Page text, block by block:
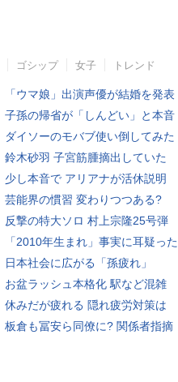
ゴシップ 女子 トレンド
「ウマ娘」出演声優が結婚を発表
子孫の帰省が「しんどい」と本音
ダイソーのモバブ使い倒してみた
鈴木砂羽 子宮筋腫摘出していた
少し本音で アリアナが活休説明
芸能界の慣習 変わりつつある?
反撃の特大ソロ 村上宗隆25号弾
「2010年生まれ」事実に耳疑った
日本社会に広がる「孫疲れ」
お盆ラッシュ本格化 駅など混雑
休みだが疲れる 隠れ疲労対策は
板倉も冨安ら同僚に? 関係者指摘